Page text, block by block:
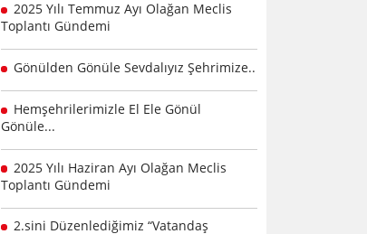
2025 Yılı Temmuz Ayı Olağan Meclis
Toplantı Gündemi
Gönülden Gönüle Sevdalıyız Şehrimize..
Hemşehrilerimizle El Ele Gönül
Gönüle...
2025 Yılı Haziran Ayı Olağan Meclis
Toplantı Gündemi
2.sini Düzenlediğimiz “Vatandaş